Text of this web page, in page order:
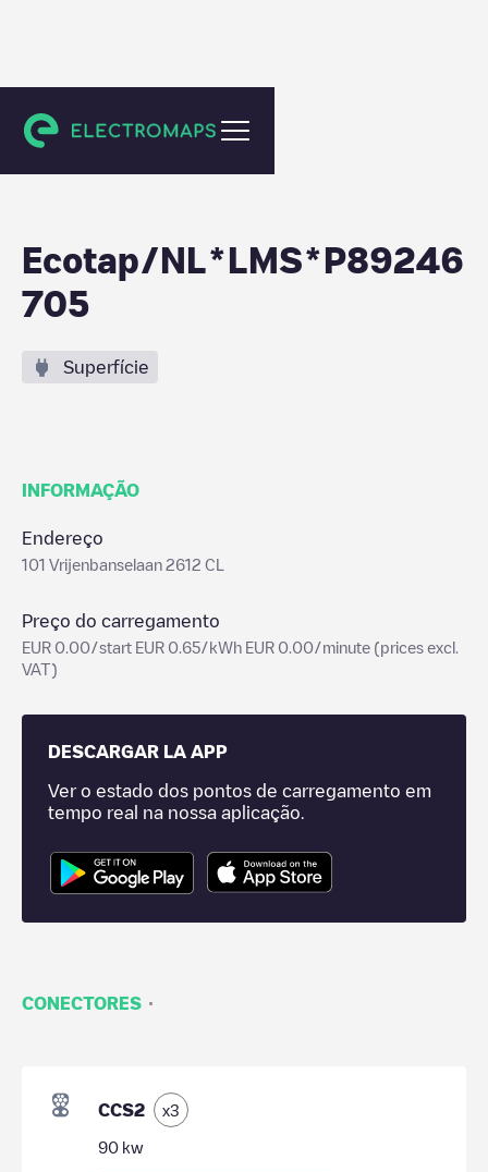
Delft
Ecotap/NL*LMS*P89246
705
Superfície
INFORMAÇÃO
Endereço
101 Vrijenbanselaan 2612 CL
Preço do carregamento
EUR 0.00/start EUR 0.65/kWh EUR 0.00/minute (prices excl.
VAT)
DESCARGAR LA APP
Ver o estado dos pontos de carregamento em
tempo real na nossa aplicação.
CONECTORES ·
CCS2 x3
90 kw